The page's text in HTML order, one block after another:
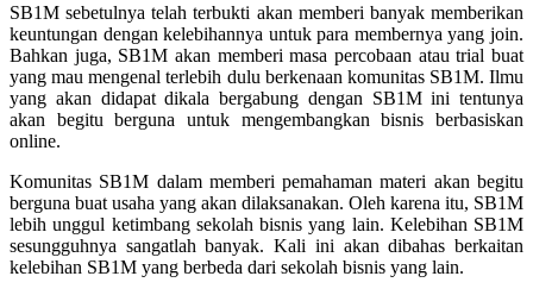
SB1M sebetulnya telah terbukti akan memberi banyak memberikan
keuntungan dengan kelebihannya untuk para membernya yang join.
Bahkan juga, SB1M akan memberi masa percobaan atau trial buat
yang mau mengenal terlebih dulu berkenaan komunitas SB1M. Ilmu
yang akan didapat dikala bergabung dengan SB1M ini tentunya
akan begitu berguna untuk mengembangkan bisnis berbasiskan
online.
Komunitas SB1M dalam memberi pemahaman materi akan begitu
berguna buat usaha yang akan dilaksanakan. Oleh karena itu, SB1M
lebih unggul ketimbang sekolah bisnis yang lain. Kelebihan SB1M
sesungguhnya sangatlah banyak. Kali ini akan dibahas berkaitan
kelebihan SB1M yang berbeda dari sekolah bisnis yang lain.